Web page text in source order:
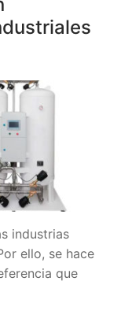
industrias
ello, se hace
que